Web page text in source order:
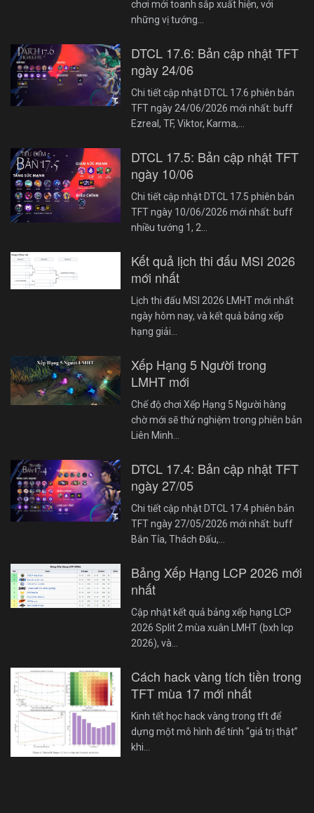
chơi mới toanh sắp xuất hiện, với
những vị tướng…
DTCL 17.6: Bản cập nhật TFT
ngày 24/06
Chi tiết cập nhật DTCL 17.6 phiên bản
TFT ngày 24/06/2026 mới nhất: buff
Ezreal, TF, Viktor, Karma,…
DTCL 17.5: Bản cập nhật TFT
ngày 10/06
Chi tiết cập nhật DTCL 17.5 phiên bản
TFT ngày 10/06/2026 mới nhất: buff
nhiều tướng 1, 2…
Kết quả lịch thi đấu MSI 2026
mới nhất
Lịch thi đấu MSI 2026 LMHT mới nhất
ngày hôm nay, và kết quả bảng xếp
hạng giải…
Xếp Hạng 5 Người trong
LMHT mới
Chế độ chơi Xếp Hạng 5 Người hàng
chờ mới sẽ thử nghiệm trong phiên bản
Liên Minh…
DTCL 17.4: Bản cập nhật TFT
ngày 27/05
Chi tiết cập nhật DTCL 17.4 phiên bản
TFT ngày 27/05/2026 mới nhất: buff
Bắn Tỉa, Thách Đấu,…
Bảng Xếp Hạng LCP 2026 mới
nhất
Cập nhật kết quả bảng xếp hạng LCP
2026 Split 2 mùa xuân LMHT (bxh lcp
2026), và…
Cách hack vàng tích tiền trong
TFT mùa 17 mới nhất
Kinh tết học hack vàng trong tft để
dựng một mô hình để tính “giá trị thật”
khi…